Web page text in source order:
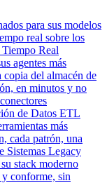
para sus modelos
real sobre los
Real
agentes más
copia del almacén de
en minutos y no
de Datos ETL
más
cada patrón, una
Sistemas Legacy
stack moderno
conforme, sin